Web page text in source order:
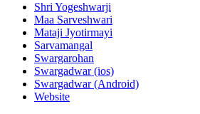
Shri Yogeshwarji
Maa Sarveshwari
Mataji Jyotirmayi
Sarvamangal
Swargarohan
Swargadwar (ios)
Swargadwar (Android)
Website